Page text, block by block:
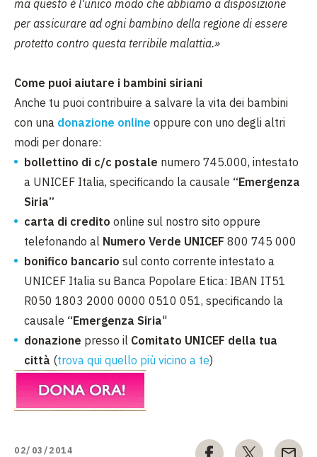
ma questo è l'unico modo che abbiamo a disposizione
per assicurare ad ogni bambino della regione di essere
protetto contro questa terribile malattia.»
Come puoi aiutare i bambini siriani
Anche tu puoi contribuire a salvare la vita dei bambini
con una donazione online oppure con uno degli altri
modi per donare:
bollettino di c/c postale numero 745.000, intestato
a UNICEF Italia, specificando la causale “Emergenza
Siria”
carta di credito online sul nostro sito oppure
telefonando al Numero Verde UNICEF 800 745 000
bonifico bancario sul conto corrente intestato a
UNICEF Italia su Banca Popolare Etica: IBAN IT51
R050 1803 2000 0000 0510 051, specificando la
causale “Emergenza Siria"
donazione presso il Comitato UNICEF della tua
città (trova qui quello più vicino a te)
02/03/2014